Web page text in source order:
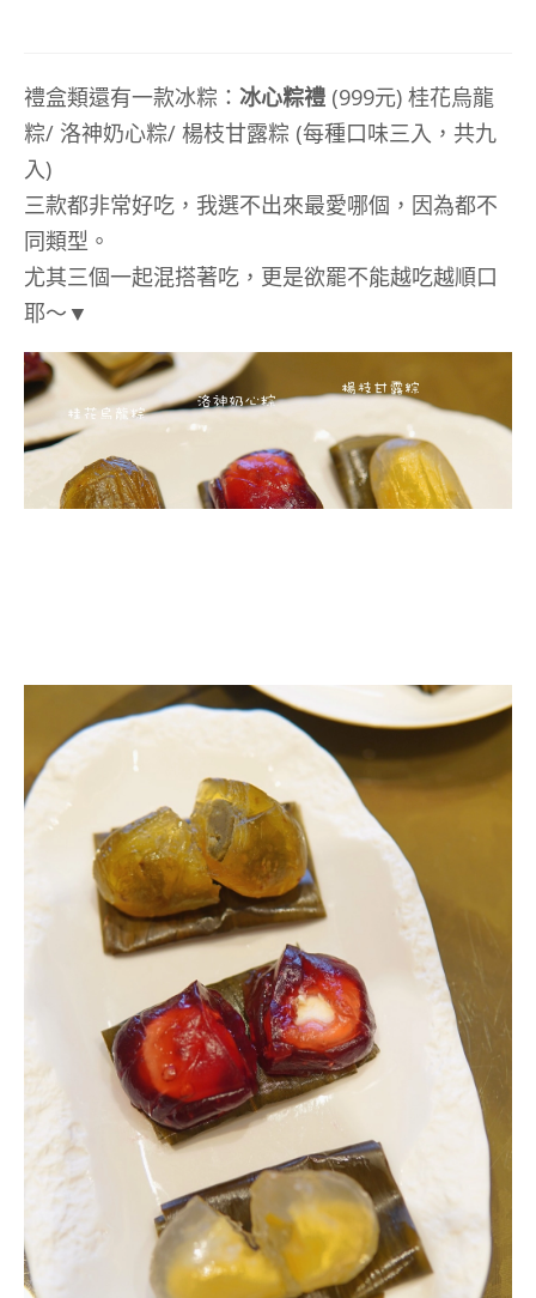
禮盒類還有一款冰粽： 冰心粽禮 (999元) 桂花烏龍
粽/ 洛神奶心粽/ 楊枝甘露粽 (每種口味三入，共九
入)
三款都非常好吃，我選不出來最愛哪個，因為都不
同類型。
尤其三個一起混搭著吃，更是欲罷不能越吃越順口
耶～▼